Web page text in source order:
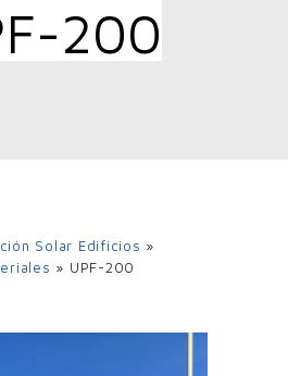
200
Solar Edificios »
» UPF-200